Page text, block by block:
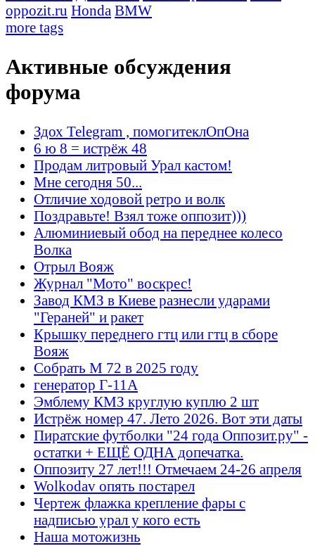
oppozit.ru Honda BMW
more tags
Активные обсуждения
форума
Здох Telegram , помогитеклОпОна
6 ю 8 = истрёж 48
Продам литровый Урал кастом!
Мне сегодня 50...
Отличие ходовой ретро и волк
Поздравьте! Взял тоже оппозит)))
Алюминиевый обод на переднее колесо
Волка
Отрыл Вояж
Журнал "Мото" воскрес!
Завод КМЗ в Киеве разнесли ударами
"Гераней" и ракет
Крышку переднего гтц или гтц в сборе
Вояж
Собрать М 72 в 2025 году
генератор Г-11А
Эмблему КМЗ круглую куплю 2 шт
Истрёж номер 47. Лето 2026. Вот эти даты
Пиратские футболки "24 года Оппозит.ру" -
остатки + ЕЩЁ ОДНА допечатка.
Оппозиту 27 лет!!! Отмечаем 24-26 апреля
Wolkodav опять постарел
Чертеж флажка крепление фары с
надписью урал у кого есть
Наша мотожизнь